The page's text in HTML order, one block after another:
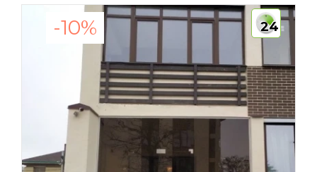
-10% 24